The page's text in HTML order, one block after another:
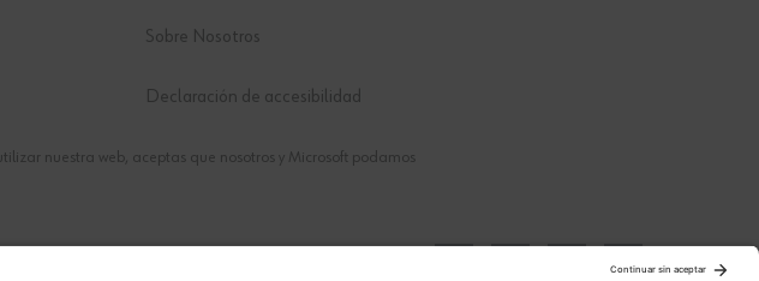
Sobre Nosotros
Declaración de accesibilidad
nuestra web, aceptas que nosotros y Microsoft podamos